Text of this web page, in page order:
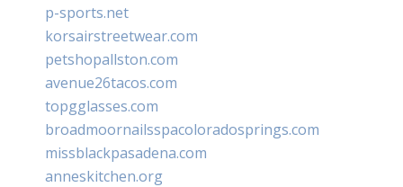
p-sports.net
korsairstreetwear.com
petshopallston.com
avenue26tacos.com
topgglasses.com
broadmoornailsspacoloradosprings.com
missblackpasadena.com
anneskitchen.org